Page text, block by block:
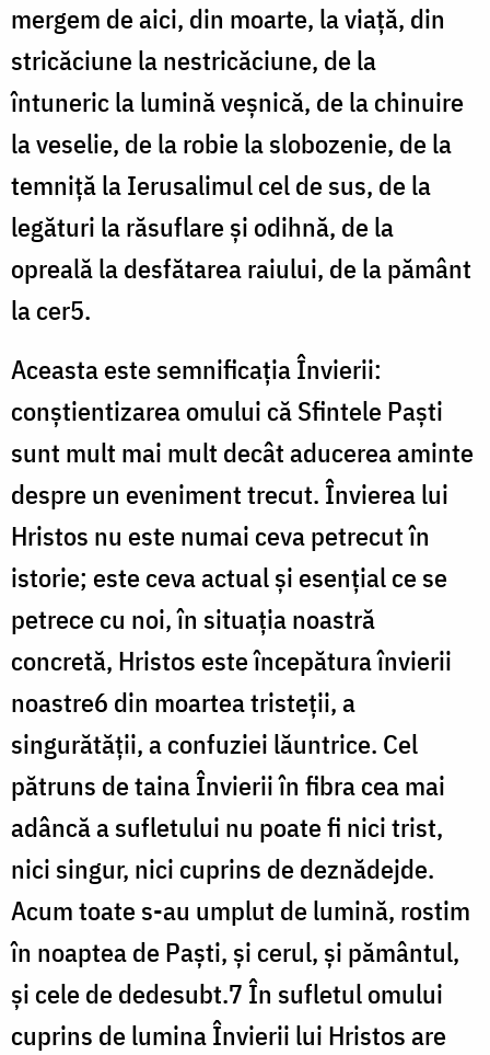
mergem de aici, din moarte, la viață, din
stricăciune la nestricăciune, de la
întuneric la lumină veșnică, de la chinuire
la veselie, de la robie la slobozenie, de la
temniță la Ierusalimul cel de sus, de la
legături la răsuflare și odihnă, de la
opreală la desfătarea raiului, de la pământ
la cer5.
Aceasta este semnificația Învierii:
conștientizarea omului că Sfintele Paști
sunt mult mai mult decât aducerea aminte
despre un eveniment trecut. Învierea lui
Hristos nu este numai ceva petrecut în
istorie; este ceva actual și esențial ce se
petrece cu noi, în situația noastră
concretă, Hristos este începătura învierii
noastre6 din moartea tristeții, a
singurătății, a confuziei lăuntrice. Cel
pătruns de taina Învierii în fibra cea mai
adâncă a sufletului nu poate fi nici trist,
nici singur, nici cuprins de deznădejde.
Acum toate s-au umplut de lumină, rostim
în noaptea de Paști, și cerul, și pământul,
și cele de dedesubt.7 În sufletul omului
cuprins de lumina Învierii lui Hristos are